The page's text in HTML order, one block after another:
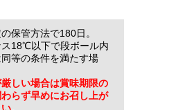
保管方法で180日。
ス18℃以下で段ボール内
等の条件を満たす場
しい場合は賞味期限の
らず早めにお召し上が